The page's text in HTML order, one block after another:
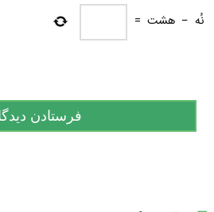
نُه − هشت =